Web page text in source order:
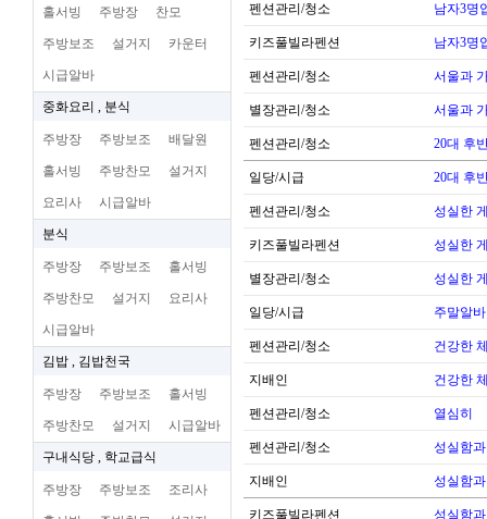
홀서빙 주방장 찬모
주방보조 설거지 카운터
시급알바
중화요리 , 분식
주방장 주방보조 배달원
홀서빙 주방찬모 설거지
요리사 시급알바
분식
주방장 주방보조 홀서빙
주방찬모 설거지 요리사
시급알바
김밥 , 김밥천국
주방장 주방보조 홀서빙
주방찬모 설거지 시급알바
구내식당 , 학교급식
주방장 주방보조 조리사
펜션관리/청소 남자3명
키즈풀빌라펜션 남자3명
펜션관리/청소 서울과
별장관리/청소 서울과
펜션관리/청소 20대 후
일당/시급 20대 후
펜션관리/청소 성실한
키즈풀빌라펜션 성실한
별장관리/청소 성실한
일당/시급 주말알바
펜션관리/청소 건강한
지배인 건강한
펜션관리/청소 열심히
펜션관리/청소 성실함
지배인 성실함
키즈풀빌라펜션 성실함